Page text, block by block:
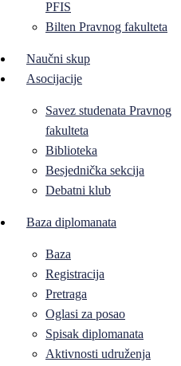
PFIS
Bilten Pravnog fakulteta
Naučni skup
Asocijacije
Savez studenata Pravnog
fakulteta
Biblioteka
Besjednička sekcija
Debatni klub
Baza diplomanata
Baza
Registracija
Pretraga
Oglasi za posao
Spisak diplomanata
Aktivnosti udruženja